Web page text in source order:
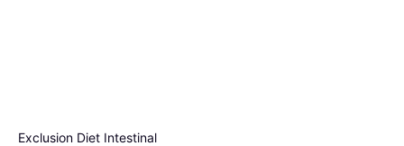
Exclusion Diet Intestinal